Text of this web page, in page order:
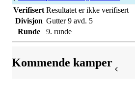
Verifisert Resultatet er ikke verifisert
Divisjon Gutter 9 avd. 5
Runde
9. runde
Kommende kamper